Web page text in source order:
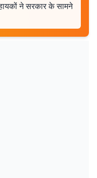
ने सरकार के सामने